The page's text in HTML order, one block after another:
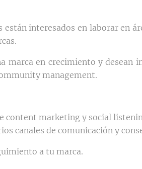
están interesados en laborar en
marca en crecimiento y desean
management.
content marketing y social
canales de comunicación y
a tu marca.